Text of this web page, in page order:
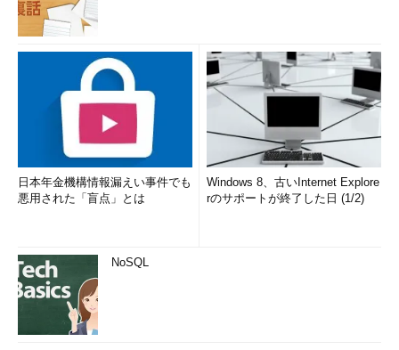
日本年金機構情報漏えい事件でも
悪用された「盲点」とは
Windows 8、古いInternet Explore
rのサポートが終了した日 (1/2)
NoSQL